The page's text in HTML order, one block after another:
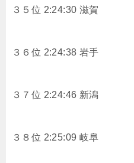
３５位 2:24:30 滋賀
３６位 2:24:38 岩手
３７位 2:24:46 新潟
３８位 2:25:09 岐阜